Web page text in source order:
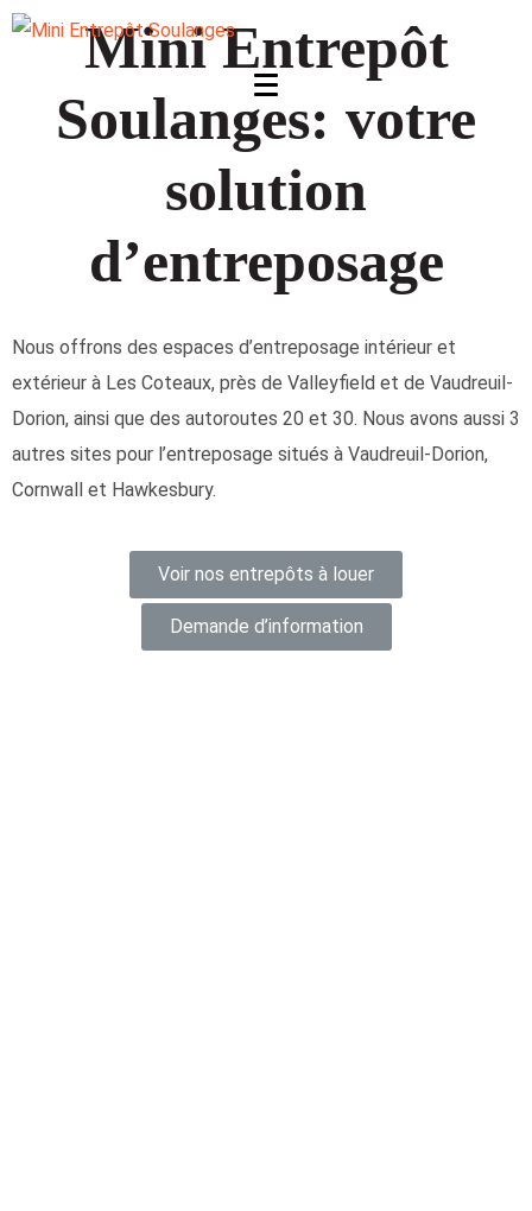
Mini Entrepôt
Soulanges: votre
solution
d’entreposage
Nous offrons des espaces d’entreposage intérieur et
extérieur à Les Coteaux, près de Valleyfield et de Vaudreuil-
Dorion, ainsi que des autoroutes 20 et 30. Nous avons aussi 3
autres sites pour l’entreposage situés à Vaudreuil-Dorion,
Cornwall et Hawkesbury.
Voir nos entrepôts à louer
Demande d’information